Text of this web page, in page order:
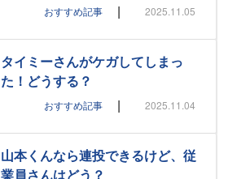
おすすめ記事 | 2025.11.05
タイミーさんがケガしてしまっ
た！どうする？
おすすめ記事 | 2025.11.04
山本くんなら連投できるけど、従
業員さんはどう？